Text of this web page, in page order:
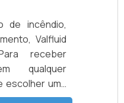
de incêndio,
Valfluid
receber
qualquer
escolher uma
por um bom